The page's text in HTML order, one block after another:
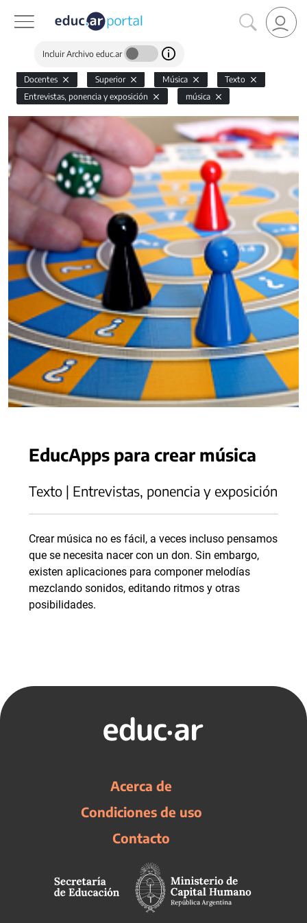
Incluir Archivo educ.ar
Docentes Superior Música
Texto
Entrevistas, ponencia y exposición
música
EducApps para crear música
Texto | Entrevistas, ponencia y exposición
Crear música no es fácil, a veces incluso pensamos
que se necesita nacer con un don. Sin embargo,
existen aplicaciones para componer melodías
mezclando sonidos, editando ritmos y otras
posibilidades.
Acerca de
Condiciones de uso
Contacto